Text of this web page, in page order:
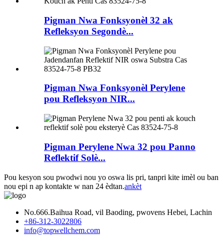
Pigman Nwa Fonksyonèl 32 ak
Refleksyon Segondè...
Pigman Nwa Fonksyonèl Perylene
pou Refleksyon NIR...
Pigman Perylene Nwa 32 pou Panno
Reflektif Solè...
Pou kesyon sou pwodwi nou yo oswa lis pri, tanpri kite imèl ou ban
nou epi n ap kontakte w nan 24 èdtan.ankèt
No.666.Baihua Road, vil Baoding, pwovens Hebei, Lachin
+86-312-3022806
info@topwellchem.com